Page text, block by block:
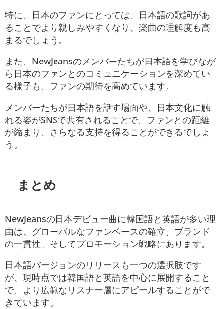
特に、日本のファンにとっては、日本語の歌詞があ
ることでより親しみやすくなり、楽曲の理解度も高
まるでしょう。
また、NewJeansのメンバーたちが日本語を学びなが
ら日本のファンとのコミュニケーションを深めてい
る様子も、ファンの期待を高めています。
メンバーたちが日本語を話す場面や、日本文化に触
れる姿がSNSで共有されることで、ファンとの距離
が縮まり、さらなる支持を得ることができるでしょ
う。
まとめ
NewJeansの日本デビュー曲に韓国語と英語が多い理
由は、グローバルなファンベースの確立、ブランド
の一貫性、そしてプロモーション戦略にあります。
日本語バージョンのリリースも一つの選択肢です
が、現時点では韓国語と英語を中心に展開すること
で、より広範なリスナー層にアピールすることがで
きています。